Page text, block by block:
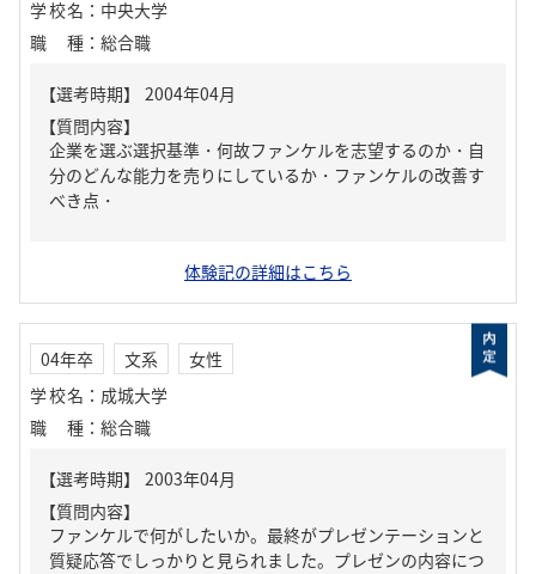
学校名 ： 中央大学
職種 ： 総合職
【質問内容】
企業を選ぶ選択基準・何故ファンケルを志望するのか・自
分のどんな能力を売りにしているか・ファンケルの改善す
べき点・
体験記の詳細はこちら
04年卒 文系
女性
学校名 ： 成城大学
職種 ： 総合職
【質問内容】
ファンケルで何がしたいか。最終がプレゼンテーションと
質疑応答でしっかりと見られました。プレゼンの内容につ